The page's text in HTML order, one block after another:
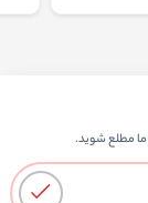
ما مطلع شوید.